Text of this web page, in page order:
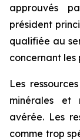
approuvés
président
qualifiée au
concernant les
Les
minérales et
avérée. Les
comme trop